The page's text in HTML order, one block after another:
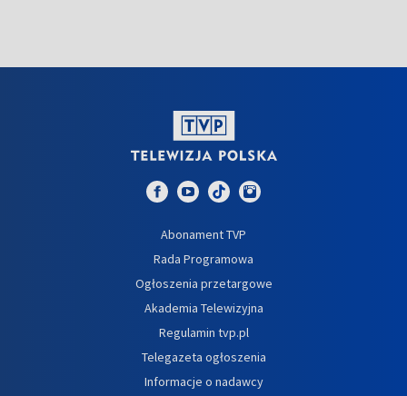
Abonament TVP
Rada Programowa
Ogłoszenia przetargowe
Akademia Telewizyjna
Regulamin tvp.pl
Telegazeta ogłoszenia
Informacje o nadawcy